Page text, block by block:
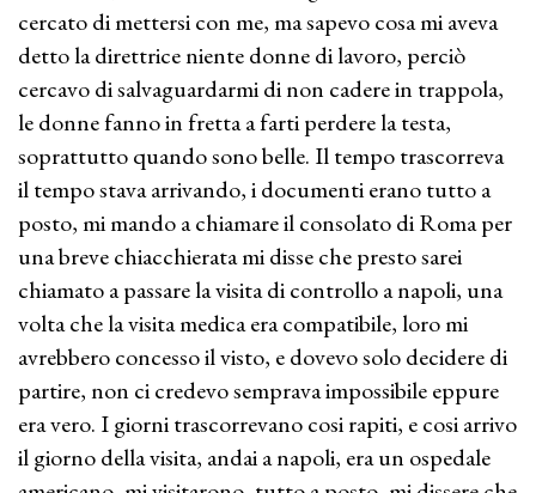
cercato di mettersi con me, ma sapevo cosa mi aveva
detto la direttrice niente donne di lavoro, perciò
cercavo di salvaguardarmi di non cadere in trappola,
le donne fanno in fretta a farti perdere la testa,
soprattutto quando sono belle. Il tempo trascorreva
il tempo stava arrivando, i documenti erano tutto a
posto, mi mando a chiamare il consolato di Roma per
una breve chiacchierata mi disse che presto sarei
chiamato a passare la visita di controllo a napoli, una
volta che la visita medica era compatibile, loro mi
avrebbero concesso il visto, e dovevo solo decidere di
partire, non ci credevo semprava impossibile eppure
era vero. I giorni trascorrevano cosi rapiti, e cosi arrivo
il giorno della visita, andai a napoli, era un ospedale